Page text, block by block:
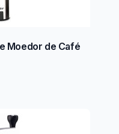
Moedor de Café